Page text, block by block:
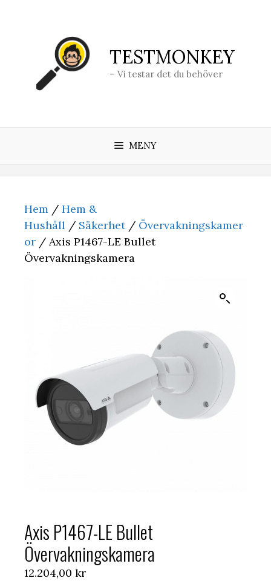
TESTMONKEY
– Vi testar det du behöver
MENY
Hem / Hem &
Hushåll / Säkerhet/ Övervakningskamer
or / Axis P1467-LE Bullet
Övervakningskamera
Axis P1467-LE Bullet
Övervakningskamera
12.204,00 kr